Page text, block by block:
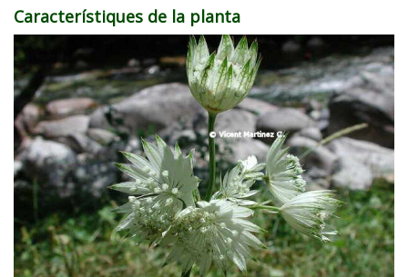
Característiques de la planta